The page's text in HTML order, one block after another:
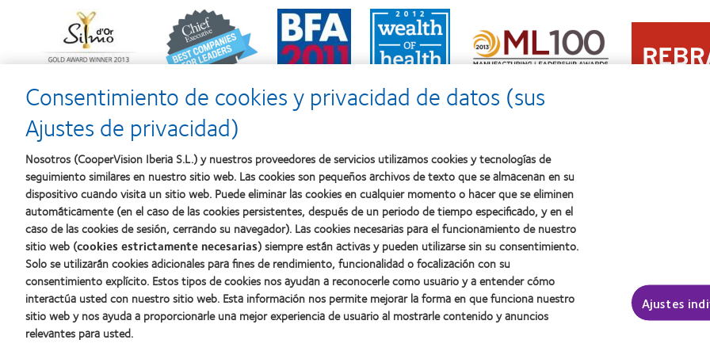
about
Premio
al
producto
con
MyDay™
Learn
more
about
2012
2010:
Mejor
empresa
para
el
desarrollo
del
liderazgo
Learn
more
about
2011:
la
mejor
Learn
more
about
2011:
a
la
Learn
more
about
Premio
Manufacturing
100)
(2012)
Learn
more
about
2012
Nuestros productos
Encuentre su lente
Tecnología para lentes de contacto
Lentes de contacto y visión
Sobre nosotros
Carreras
Noticias
Contacto
Legal
Aviso Legal
Aviso de cookies
Consentimiento de cookies y privacidad de datos (sus
Ajustes de privacidad)
Nosotros (CooperVision Iberia S.L.) y nuestros proveedores de servicios utilizamos cookies y tecnologías de
seguimiento similares en nuestro sitio web. Las cookies son pequeños archivos de texto que se almacenan en su
dispositivo cuando visita un sitio web. Puede eliminar las cookies en cualquier momento o hacer que se eliminen
automáticamente (en el caso de las cookies persistentes, después de un periodo de tiempo especificado, y en el
caso de las cookies de sesión, cerrando su navegador). Las cookies necesarias para el funcionamiento de nuestro
sitio web (cookies estrictamente necesarias) siempre están activas y pueden utilizarse sin su consentimiento.
Solo se utilizarán cookies adicionales para fines de rendimiento, funcionalidad o focalización con su
consentimiento explícito. Estos tipos de cookies nos ayudan a reconocerle como usuario y a entender cómo
interactúa usted con nuestro sitio web. Esta información nos permite mejorar la forma en que funciona nuestro
sitio web y nos ayuda a proporcionarle una mejor experiencia de usuario al mostrarle contenido y anuncios
relevantes para usted.
Ajustes